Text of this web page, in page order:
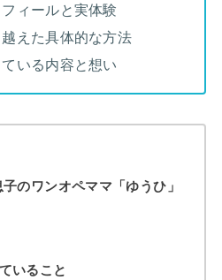
ィールと実体験
えた具体的な方法
いる内容と想い
のワンオペママ「ゆうひ」
いること